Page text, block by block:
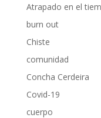
Atrapado en el
burn out
Chiste
comunidad
Concha Cerdeira
Covid-19
cuerpo